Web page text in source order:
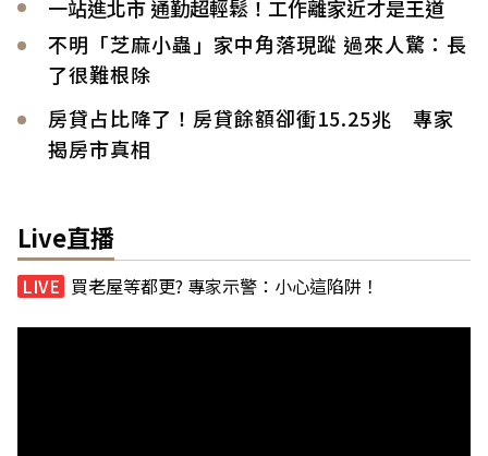
一站進北市 通勤超輕鬆！工作離家近才是王道
不明「芝麻小蟲」家中角落現蹤 過來人驚：長
了很難根除
房貸占比降了！房貸餘額卻衝15.25兆 專家
揭房市真相
Live直播
買老屋等都更? 專家示警：小心這陷阱！